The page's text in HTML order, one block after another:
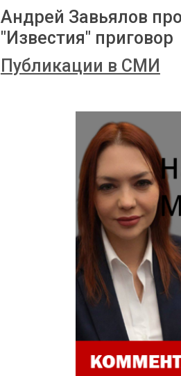
Андрей Завьялов
"Известия" приговор
Публикации в СМИ